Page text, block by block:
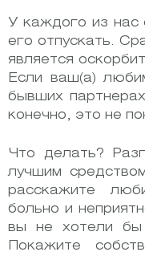
У каждого из нас
его отпускать.
является
Если ваш(а)
бывших
конечно, это не
Что делать?
лучшим
расскажите
больно и
вы не хотели бы
Покажите